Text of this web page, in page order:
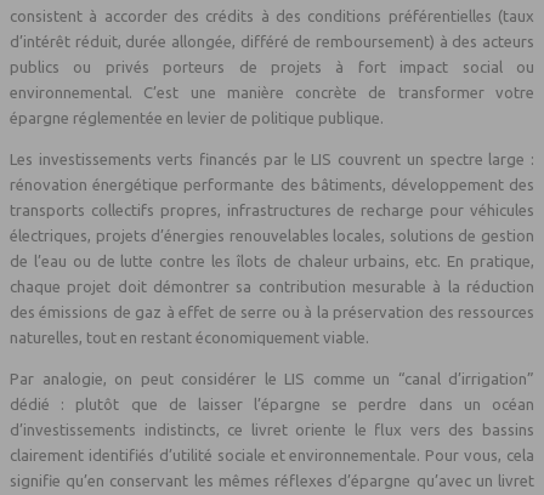
consistent à accorder des crédits à des conditions préférentielles (taux
d’intérêt réduit, durée allongée, différé de remboursement) à des acteurs
publics ou privés porteurs de projets à fort impact social ou
environnemental. C’est une manière concrète de transformer votre
épargne réglementée en levier de politique publique.
Les investissements verts financés par le LIS couvrent un spectre large :
rénovation énergétique performante des bâtiments, développement des
transports collectifs propres, infrastructures de recharge pour véhicules
électriques, projets d’énergies renouvelables locales, solutions de gestion
de l’eau ou de lutte contre les îlots de chaleur urbains, etc. En pratique,
chaque projet doit démontrer sa contribution mesurable à la réduction
des émissions de gaz à effet de serre ou à la préservation des ressources
naturelles, tout en restant économiquement viable.
Par analogie, on peut considérer le LIS comme un “canal d’irrigation”
dédié : plutôt que de laisser l’épargne se perdre dans un océan
d’investissements indistincts, ce livret oriente le flux vers des bassins
clairement identifiés d’utilité sociale et environnementale. Pour vous, cela
signifie qu’en conservant les mêmes réflexes d’épargne qu’avec un livret